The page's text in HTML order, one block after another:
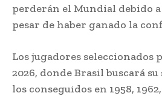
perderán el Mundial debido
pesar de haber ganado la
Los jugadores seleccionados
2026, donde Brasil buscará
los conseguidos en 1958,